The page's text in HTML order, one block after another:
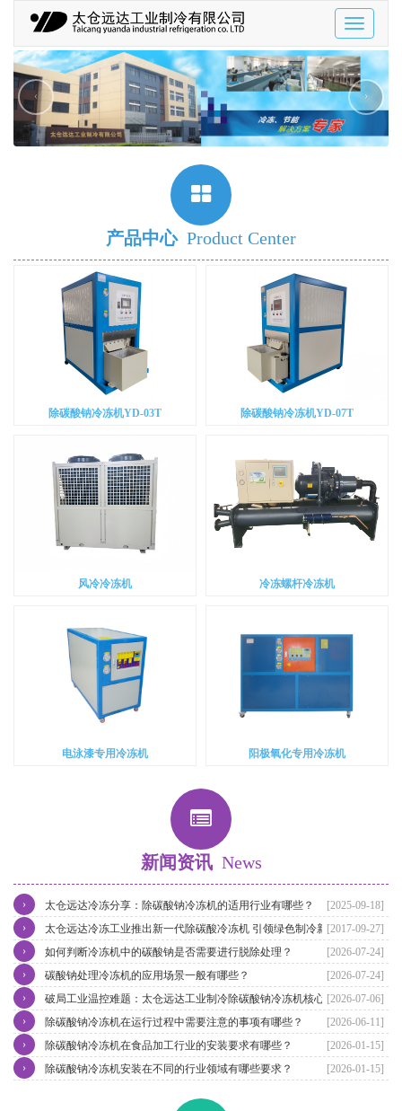
Toggle
‹ ›
产品中心 Product Center
除碳酸钠冷冻机YD-03T 除碳酸钠冷冻机YD-07T
风冷冷冻机 冷冻螺杆冷冻机
电泳漆专用冷冻机 阳极氧化专用冷冻机
新闻资讯 News
[2025-09-18]
太仓远达冷冻分享：除碳酸钠冷冻机的适用行业有哪些？
›
[2017-09-27]
太仓远达冷冻工业推出新一代除碳酸冷冻机 引领绿色制冷新潮流
›
[2026-07-24]
如何判断冷冻机中的碳酸钠是否需要进行脱除处理？
›
[2026-07-24]
碳酸钠处理冷冻机的应用场景一般有哪些？
›
[2026-07-06]
破局工业温控难题：太仓远达工业制冷除碳酸钠冷冻机核心优势解析
›
[2026-06-11]
除碳酸钠冷冻机在运行过程中需要注意的事项有哪些？
›
[2026-01-15]
除碳酸钠冷冻机在食品加工行业的安装要求有哪些？
›
[2026-01-15]
除碳酸钠冷冻机安装在不同的行业领域有哪些要求？
›